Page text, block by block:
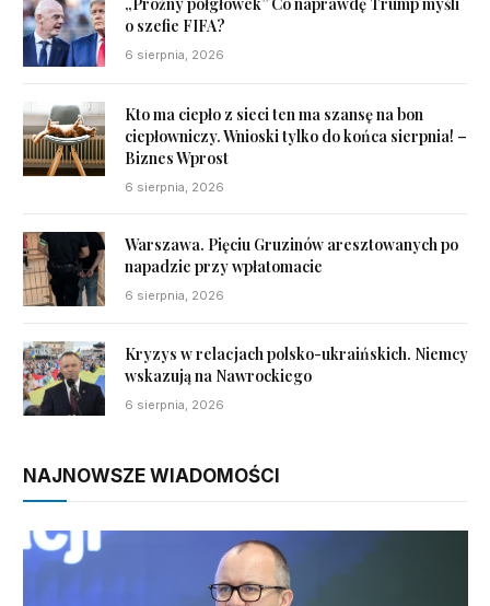
„Próżny półgłówek” Co naprawdę Trump myśli
o szefie FIFA?
6 sierpnia, 2026
Kto ma ciepło z sieci ten ma szansę na bon
ciepłowniczy. Wnioski tylko do końca sierpnia! –
Biznes Wprost
6 sierpnia, 2026
Warszawa. Pięciu Gruzinów aresztowanych po
napadzie przy wpłatomacie
6 sierpnia, 2026
Kryzys w relacjach polsko-ukraińskich. Niemcy
wskazują na Nawrockiego
6 sierpnia, 2026
NAJNOWSZE WIADOMOŚCI